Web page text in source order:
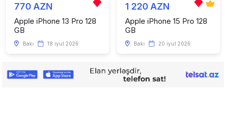
770 AZN
Apple iPhone 13 Pro 128
GB
Bakı 18 iyul 2026
1 220 AZN
Apple iPhone 15 Pro 128
GB
Bakı 20 iyul 2026